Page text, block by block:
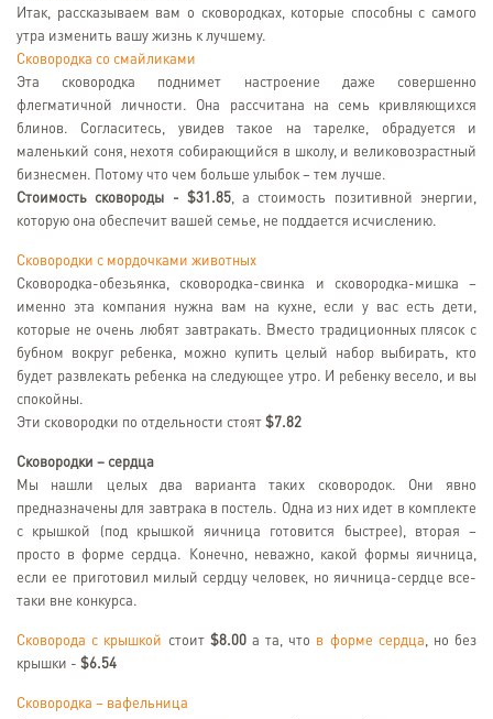
Итак, рассказываем вам о сковородках, которые способны с самого
утра изменить вашу жизнь к лучшему.
Сковородка со смайликами
Эта сковородка поднимет настроение даже совершенно
флегматичной личности. Она рассчитана на семь кривляющихся
блинов. Согласитесь, увидев такое на тарелке, обрадуется и
маленький соня, нехотя собирающийся в школу, и великовозрастный
бизнесмен. Потому что чем больше улыбок – тем лучше.
Стоимость сковороды - $31.85, а стоимость позитивной энергии,
которую она обеспечит вашей семье, не поддается исчислению.
Сковородки с мордочками животных
Сковородка-обезьянка, сковородка-свинка и сковородка-мишка –
именно эта компания нужна вам на кухне, если у вас есть дети,
которые не очень любят завтракать. Вместо традиционных плясок с
бубном вокруг ребенка, можно купить целый набор выбирать, кто
будет развлекать ребенка на следующее утро. И ребенку весело, и вы
спокойны.
Эти сковородки по отдельности стоят $7.82
Сковородки – сердца
Мы нашли целых два варианта таких сковородок. Они явно
предназначены для завтрака в постель. Одна из них идет в комплекте
с крышкой (под крышкой яичница готовится быстрее), вторая –
просто в форме сердца. Конечно, неважно, какой формы яичница,
если ее приготовил милый сердцу человек, но яичница-сердце все-
таки вне конкурса.
Сковорода с крышкой стоит $8.00а та, что в форме сердца, но без
крышки - $6.54
Сковородка – вафельница